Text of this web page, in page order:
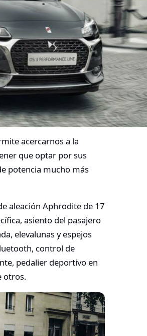
acercarnos a la
que optar por sus
potencia mucho más
aleación Aphrodite de 17
asiento del pasajero
elevalunas y espejos
control de
pedalier deportivo en
otros.